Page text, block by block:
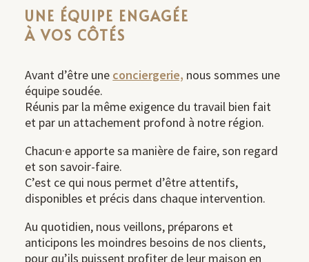
UNE ÉQUIPE ENGAGÉE
À VOS CÔTÉS
Avant d’être une conciergerie, nous sommes une
équipe soudée.
Réunis par la même exigence du travail bien fait
et par un attachement profond à notre région.
Chacun·e apporte sa manière de faire, son regard
et son savoir-faire.
C’est ce qui nous permet d’être attentifs,
disponibles et précis dans chaque intervention.
Au quotidien, nous veillons, préparons et
anticipons les moindres besoins de nos clients,
pour qu’ils puissent profiter de leur maison en